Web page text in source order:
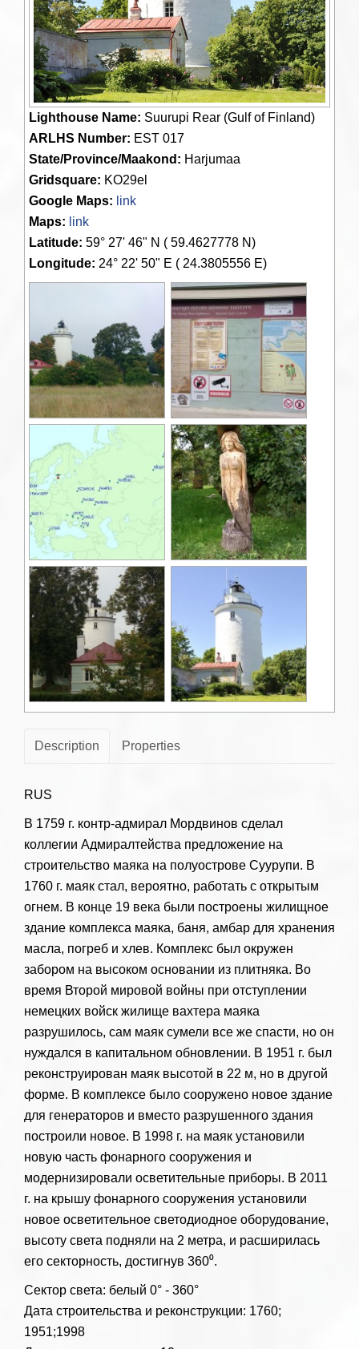
Lighthouse Name: Suurupi Rear (Gulf of Finland)
ARLHS Number: EST 017
State/Province/Maakond: Harjumaa
Gridsquare: KO29el
Google Maps: link
Maps: link
Latitude: 59° 27' 46" N ( 59.4627778 N)
Longitude: 24° 22' 50" E ( 24.3805556 E)
Description Properties
RUS
В 1759 г. контр-адмирал Мордвинов сделал
коллегии Адмиралтейства предложение на
строительство маяка на полуострове Суурупи. В
1760 г. маяк стал, вероятно, работать с открытым
огнем. В конце 19 века были построены жилищное
здание комплекса маяка, баня, амбар для хранения
масла, погреб и хлев. Комплекс был окружен
забором на высоком основании из плитняка. Во
время Второй мировой войны при отступлении
немецких войск жилище вахтера маяка
разрушилось, сам маяк сумели все же спасти, но он
нуждался в капитальном обновлении. В 1951 г. был
реконструирован маяк высотой в 22 м, но в другой
форме. В комплексе было сооружено новое здание
для генераторов и вместо разрушенного здания
построили новое. В 1998 г. на маяк установили
новую часть фонарного сооружения и
модернизировали осветительные приборы. В 2011
г. на крышу фонарного сооружения установили
новое осветительное светодиодное оборудование,
высоту света подняли на 2 метра, и расширилась
его секторность, достигнув 360⁰.
Сектор света: белый 0° - 360°
Дата строительства и реконструкции: 1760;
1951;1998